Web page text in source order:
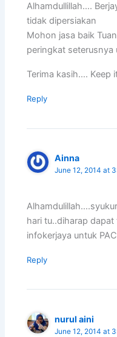
Alhamdullillah….
tidak dipersiakan
Mohon jasa baik
peringkat seterusnya
Terima kasih…. Keep
Reply
Ainna
June 12, 2014 at
hari tu..diharap
infokerjaya untuk
Reply
nurul aini
June 12, 2014 at